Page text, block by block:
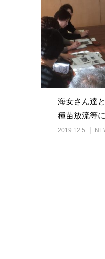
海女さん達
種苗放流等
2019.12.5